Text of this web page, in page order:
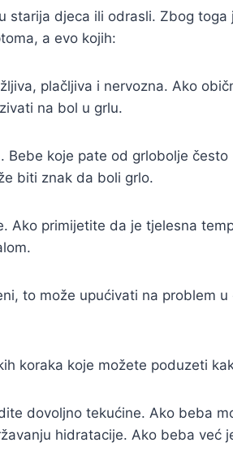
djeca ili odrasli. Zbog
a evo kojih:
plačljiva i nervozna. Ako
na bol u grlu.
koje pate od grlobolje
biti znak da boli grlo.
primijetite da je tjelesna
to može upućivati na problem
koraka koje možete poduzeti
dovoljno tekućine. Ako beba
hidratacije. Ako beba već